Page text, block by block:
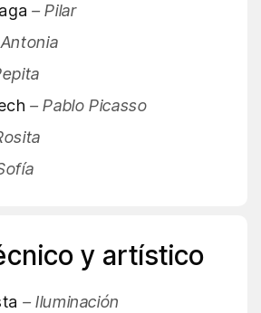
– Pilar
– Pablo Picasso
y artístico
– Iluminación